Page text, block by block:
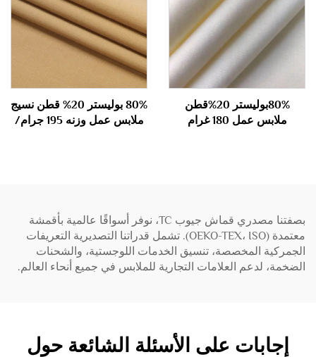
80%بوليستر 20%قطن
ملابس عمل 180 غرام
80% بوليستر 20% قطن نسيج
ملابس عمل وزنه 195 جرام/
بصفتنا مصدري قماش جيوب TC، نوفر أسواقًا عالمية بأقمشة
معتمدة (OEKO-TEX، ISO). تشمل قدراتنا التصديرية التعريفات
الجمركية المخصصة، تنسيق الخدمات اللوجستية، والشحنات
الضخمة، لدعم العلامات التجارية للملابس في جميع أنحاء العالم.
إجابات على الأسئلة الشائعة حول